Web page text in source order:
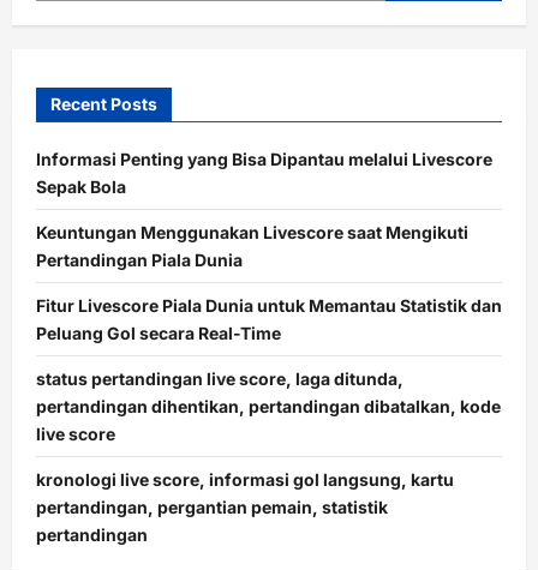
Recent Posts
Informasi Penting yang Bisa Dipantau melalui Livescore
Sepak Bola
Keuntungan Menggunakan Livescore saat Mengikuti
Pertandingan Piala Dunia
Fitur Livescore Piala Dunia untuk Memantau Statistik dan
Peluang Gol secara Real-Time
status pertandingan live score, laga ditunda,
pertandingan dihentikan, pertandingan dibatalkan, kode
live score
kronologi live score, informasi gol langsung, kartu
pertandingan, pergantian pemain, statistik
pertandingan